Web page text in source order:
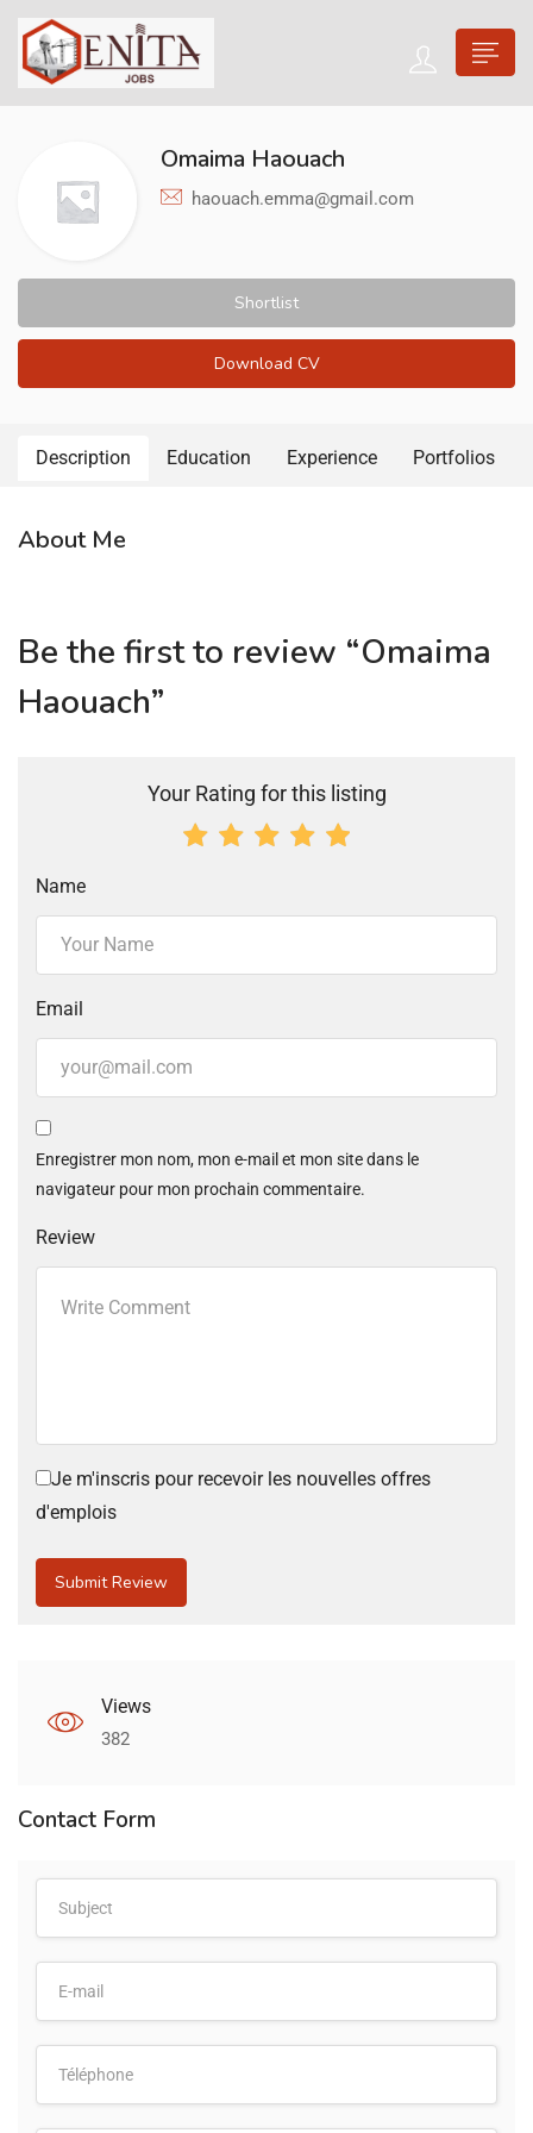
Omaima Haouach
haouach.emma@gmail.com
Shortlist
Download CV
Description Education Experience Portfolios
About Me
Be the first to review “Omaima
Haouach”
Your Rating for this listing
Name
Email
Enregistrer mon nom, mon e-mail et mon site dans le
navigateur pour mon prochain commentaire.
Review
Je m'inscris pour recevoir les nouvelles offres
d'emplois
Views
382
Contact Form